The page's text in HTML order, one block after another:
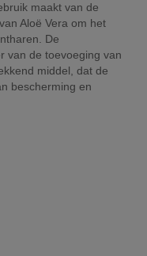
maakt van de
Aloë Vera om het
De
van de toevoeging van
middel, dat de
bescherming en